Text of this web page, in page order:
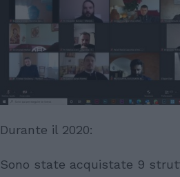
Durante il 2020:
Sono state acquistate 9